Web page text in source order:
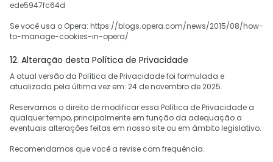
ede5947fc64d
Se você usa o Opera: https://blogs.opera.com/news/2015/08/how-
to-manage-cookies-in-opera/
12. Alteração desta Política de Privacidade
A atual versão da Política de Privacidade foi formulada e
atualizada pela última vez em: 24 de novembro de 2025.
Reservamos o direito de modificar essa Política de Privacidade a
qualquer tempo, principalmente em função da adequação a
eventuais alterações feitas em nosso site ou em âmbito legislativo.
Recomendamos que você a revise com frequência.